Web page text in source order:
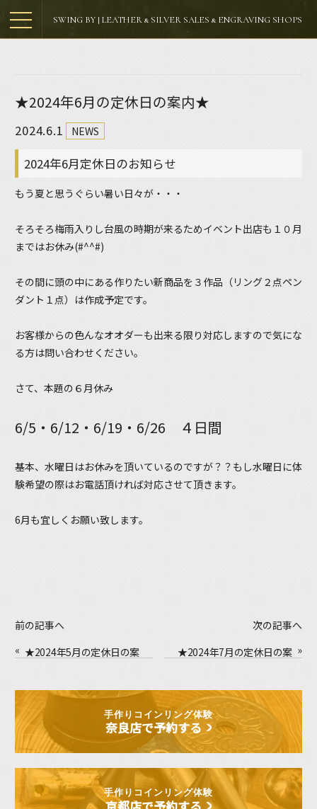
SWING BY | LEATHER & SILVER SALES & ENGRAVING SHOPS
★2024年6月の定休日の案内★
2024.6.1 NEWS
2024年6月定休日のお知らせ
もう夏と思うぐらい暑い日々が・・・
そろそろ梅雨入りし台風の時期が来るためイベント出店も１０月
まではお休み(#^^#)
その間に頭の中にある作りたい新商品を３作品（リング２点ペン
ダント１点）は作成予定です。
お客様からの色んなオオダーも出来る限り対応しますので気にな
る方は問い合わせください。
さて、本題の６月休み
6/5・6/12・6/19・6/26 ４日間
基本、水曜日はお休みを頂いているのですが？？もし水曜日に体
験希望の際はお電話頂ければ対応させて頂きます。
6月も宜しくお願い致します。
前の記事へ
« ★2024年5月の定休日の案
内★
次の記事へ
★2024年7月の定休日の案
内★
»
手作りコインリング体験
奈良店で予約する
手作りコインリング体験